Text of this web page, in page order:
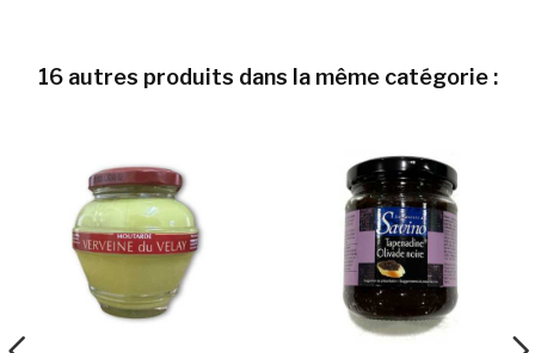
16 autres produits dans la même catégorie :